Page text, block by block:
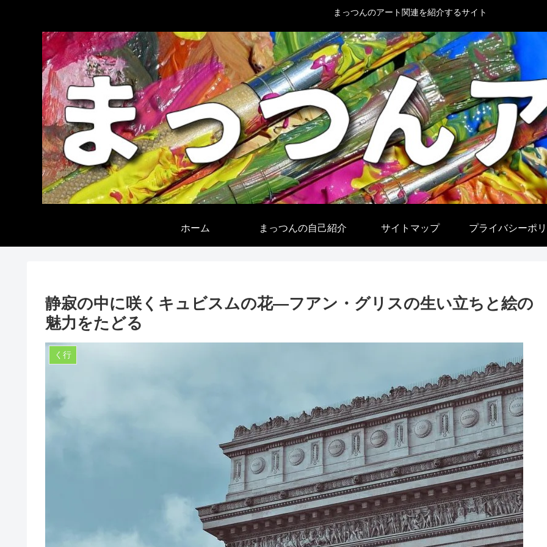
まっつんのアート関連を紹介するサイト
ホーム まっつんの自己紹介 サイトマップ プライバシーポ
静寂の中に咲くキュビスムの花―フアン・グリスの生い立ちと絵の
魅力をたどる
く行